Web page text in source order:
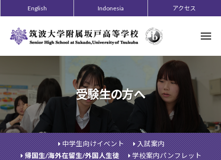
ン
ス
キ
ッ
プ
English Indonesia アクセス
メ
ー
受験生の方へ
中学生向けイベント
入試案内
帰国生/海外在留生/外国人生徒
学校案内パンフレット